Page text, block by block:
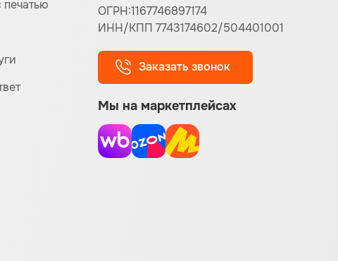
ОГРН:1167746897174
ИНН/КПП 7743174602/504401001
Заказать звонок
Мы на маркетплейсах